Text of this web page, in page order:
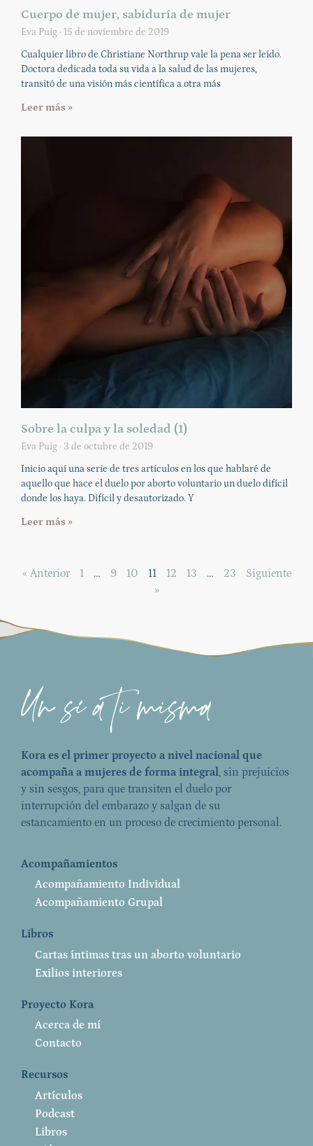
Cuerpo de mujer, sabiduría de mujer
Eva Puig
15 de noviembre de 2019
Cualquier libro de Christiane Northrup vale la pena ser leído.
Doctora dedicada toda su vida a la salud de las mujeres,
transitó de una visión más científica a otra más
Leer más »
Sobre la culpa y la soledad (1)
Eva Puig
3 de octubre de 2019
Inicio aquí una serie de tres artículos en los que hablaré de
aquello que hace el duelo por aborto voluntario un duelo difícil
donde los haya. Difícil y desautorizado. Y
Leer más »
« Anterior 1 … 9 10 11 12 13 … 23
Siguiente
»
Kora es el primer proyecto a nivel nacional que
acompaña a mujeres de forma integral, sin prejuicios
y sin sesgos, para que transiten el duelo por
interrupción del embarazo y salgan de su
estancamiento en un proceso de crecimiento personal.
Acompañamientos
Acompañamiento Individual
Acompañamiento Grupal
Libros
Cartas íntimas tras un aborto voluntario
Exilios interiores
Proyecto Kora
Acerca de mí
Contacto
Recursos
Artículos
Podcast
Libros